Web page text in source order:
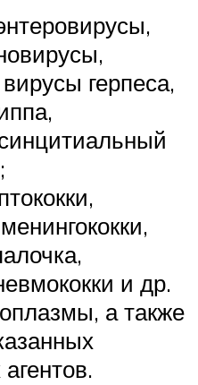
герпеса,
и др.
а также